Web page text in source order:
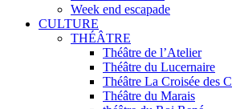
Week end escapade
CULTURE
THÉÂTRE
Théâtre de l’Atelier
Théâtre du Lucernaire
Théâtre La Croisée des
Théâtre du Marais